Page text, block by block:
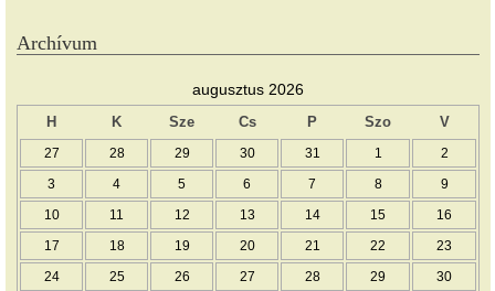
Archívum
augusztus 2026
H K Sze Cs P Szo V
27 28 29 30 31 1 2
3 4 5 6 7 8 9
10 11 12 13 14 15 16
17 18 19 20 21 22 23
24 25 26 27 28 29 30